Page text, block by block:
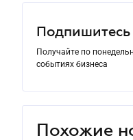
Подпишитесь
Получайте по
событиях бизнеса
Похожие